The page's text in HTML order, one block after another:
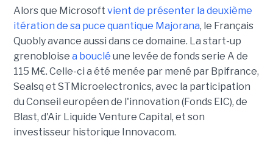
Alors que Microsoft vient de présenter la deuxième
itération de sa puce quantique Majorana, le Français
Quobly avance aussi dans ce domaine. La start-up
grenobloise a bouclé une levée de fonds serie A de
115 M€. Celle-ci a été menée par mené par Bpifrance,
Sealsq et STMicroelectronics, avec la participation
du Conseil européen de l'innovation (Fonds EIC), de
Blast, d'Air Liquide Venture Capital, et son
investisseur historique Innovacom.